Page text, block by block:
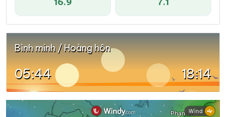
Bình minh / Hoàng hôn
05:44 18:14